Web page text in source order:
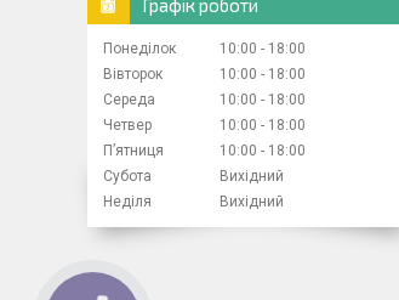
Понеділок 10:00
18:00
Вівторок
10:00
18:00
Середа
10:00
18:00
Четвер
10:00
18:00
Пʼятниця
10:00
18:00
Субота
Вихідний
Неділя
Вихідний